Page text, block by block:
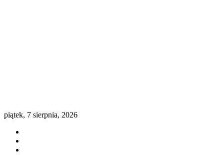
piątek, 7 sierpnia, 2026